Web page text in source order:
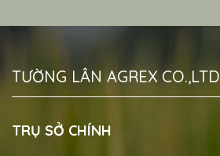
TƯỜNG LÂN AGREX CO.,LTD
TRỤ SỞ CHÍNH